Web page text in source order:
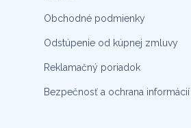
Obchodné podmienky
Odstúpenie od kúpnej zmluvy
Reklamačný poriadok
Bezpečnosť a ochrana informácií